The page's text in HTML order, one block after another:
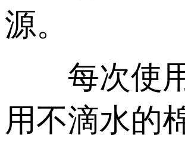
源。
每次使用
用不滴水的